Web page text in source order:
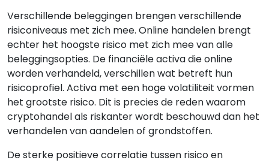
Verschillende beleggingen brengen verschillende
risiconiveaus met zich mee. Online handelen brengt
echter het hoogste risico met zich mee van alle
beleggingsopties. De financiële activa die online
worden verhandeld, verschillen wat betreft hun
risicoprofiel. Activa met een hoge volatiliteit vormen
het grootste risico. Dit is precies de reden waarom
cryptohandel als riskanter wordt beschouwd dan het
verhandelen van aandelen of grondstoffen.
De sterke positieve correlatie tussen risico en